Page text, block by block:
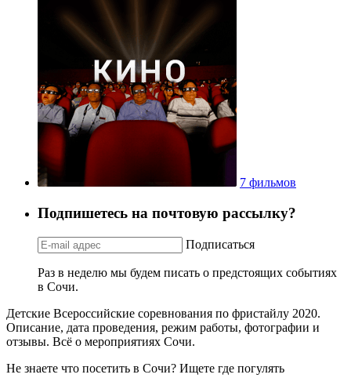
7 фильмов
Подпишетесь на почтовую рассылку?
Подписаться
Раз в неделю мы будем писать о предстоящих событиях
в Сочи.
Детские Всероссийские соревнования по фристайлу 2020.
Описание, дата проведения, режим работы, фотографии и
отзывы. Всё о мероприятиях Сочи.
Не знаете что посетить в Сочи? Ищете где погулять